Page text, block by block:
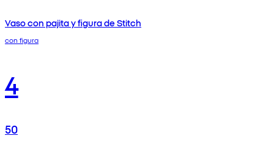
Vaso con pajita y figura de Stitch
con figura
4
50